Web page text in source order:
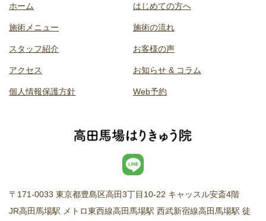
〒171-0033 東京都豊島区高田3丁目10-22 キャッスル安斎4階
JR高田馬場駅 メトロ東西線高田馬場駅 西武新宿線高田馬場駅 徒
ホーム はじめての方へ
施術メニュー 施術の流れ
スタッフ紹介 お客様の声
アクセス お知らせ & コラム
個人情報保護方針 Web予約